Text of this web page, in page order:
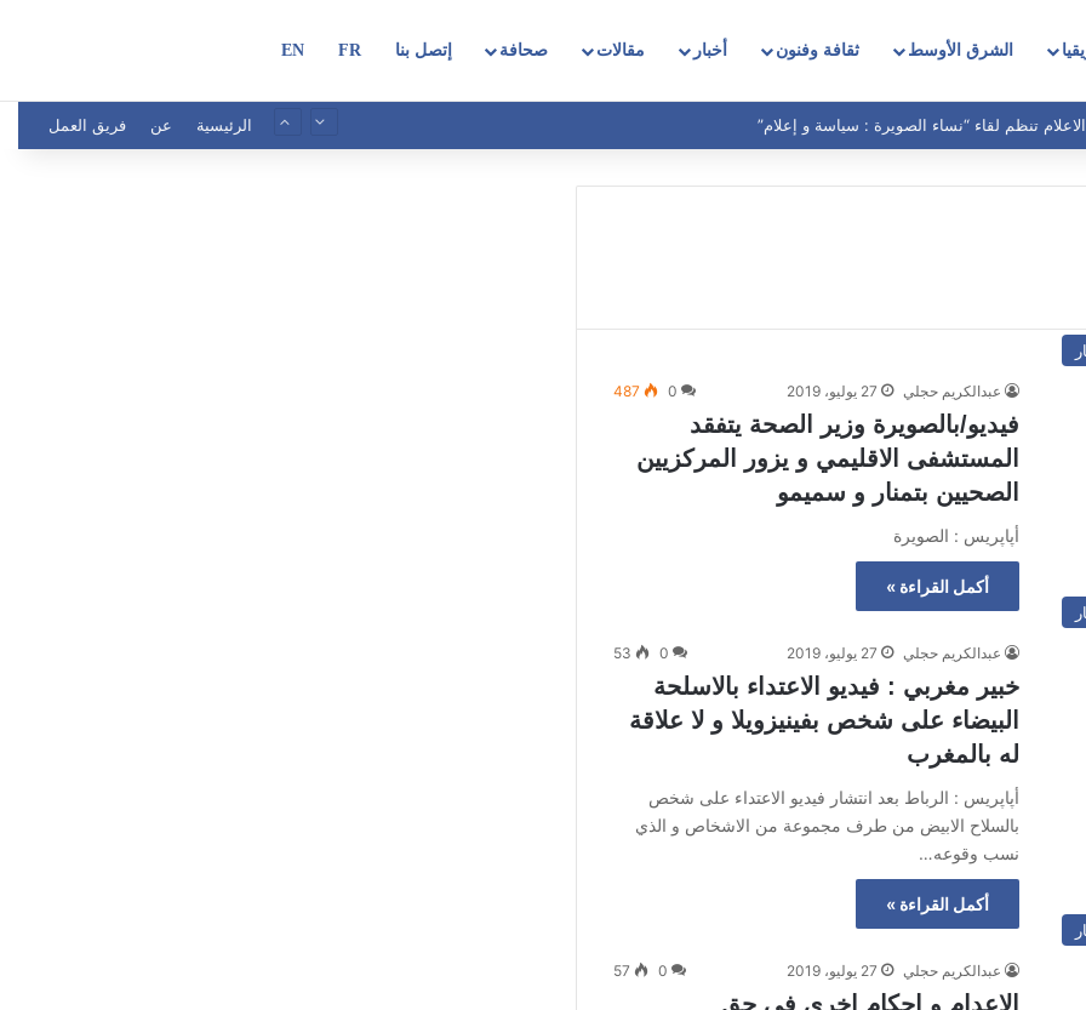
الشرق الأوسط ثقافة وفنون أخبار مقالات صحافة إتصل بنا FR
EN
تنظم لقاء “نساء الصويرة : سياسة و إعلام” الرئيسية عن فريق العمل
عبدالكريم حجلي 27 يوليو، 2019 0
487
فيديو/بالصويرة وزير الصحة يتفقد
المستشفى الاقليمي و يزور المركزيين
الصحيين بتمنار و سميمو
أپاپريس : الصويرة
أكمل القراءة »
عبدالكريم حجلي 27 يوليو، 2019 0
53
خبير مغربي : فيديو الاعتداء بالاسلحة
البيضاء على شخص بفينيزويلا و لا علاقة
له بالمغرب
أپاپريس : الرباط بعد انتشار فيديو الاعتداء على شخص
بالسلاح الابيض من طرف مجموعة من الاشخاص و الذي
نسب وقوعه…
أكمل القراءة »
عبدالكريم حجلي 27 يوليو، 2019 0
57
الاعدام و احكام اخرى في حق